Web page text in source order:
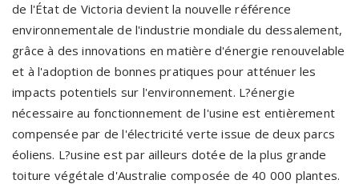
de l'État de Victoria devient la nouvelle référence
environnementale de l'industrie mondiale du dessalement,
grâce à des innovations en matière d'énergie renouvelable
et à l'adoption de bonnes pratiques pour atténuer les
impacts potentiels sur l'environnement. L?énergie
nécessaire au fonctionnement de l'usine est entièrement
compensée par de l'électricité verte issue de deux parcs
éoliens. L?usine est par ailleurs dotée de la plus grande
toiture végétale d'Australie composée de 40 000 plantes.